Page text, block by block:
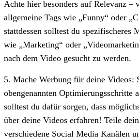
Achte hier besonders auf Relevanz –
allgemeine Tags wie „Funny“ oder
stattdessen solltest du spezifischeres
wie „Marketing“ oder
nach dem Video gesucht zu werden.
5. Mache Werbung für deine Videos:
obengenannten Optimierungsschritte
solltest du dafür sorgen, dass
über deine Videos erfahren! Teile
verschiedene Social Media Kanälen